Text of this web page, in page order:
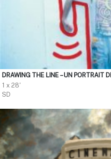
DRAWING THE LINE – UN PORTRAIT
1 x 28'
SD